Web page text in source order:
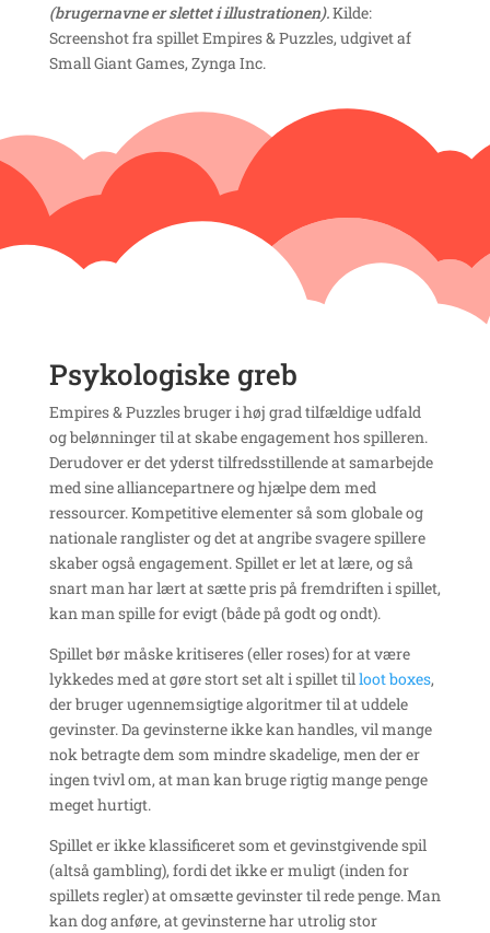
(brugernavne er slettet i illustrationen).Kilde:
Screenshot fra spillet Empires & Puzzles, udgivet af
Small Giant Games, Zynga Inc.
Psykologiske greb
Empires & Puzzles bruger i høj grad tilfældige udfald
og belønninger til at skabe engagement hos spilleren.
Derudover er det yderst tilfredsstillende at samarbejde
med sine alliancepartnere og hjælpe dem med
ressourcer. Kompetitive elementer så som globale og
nationale ranglister og det at angribe svagere spillere
skaber også engagement. Spillet er let at lære, og så
snart man har lært at sætte pris på fremdriften i spillet,
kan man spille for evigt (både på godt og ondt).
Spillet bør måske kritiseres (eller roses) for at være
lykkedes med at gøre stort set alt i spillet tilloot boxes,
der bruger ugennemsigtige algoritmer til at uddele
gevinster. Da gevinsterne ikke kan handles, vil mange
nok betragte dem som mindre skadelige, men der er
ingen tvivl om, at man kan bruge rigtig mange penge
meget hurtigt.
Spillet er ikke klassificeret som et gevinstgivende spil
(altså gambling), fordi det ikke er muligt (inden for
spillets regler) at omsætte gevinster til rede penge. Man
kan dog anføre, at gevinsterne har utrolig stor